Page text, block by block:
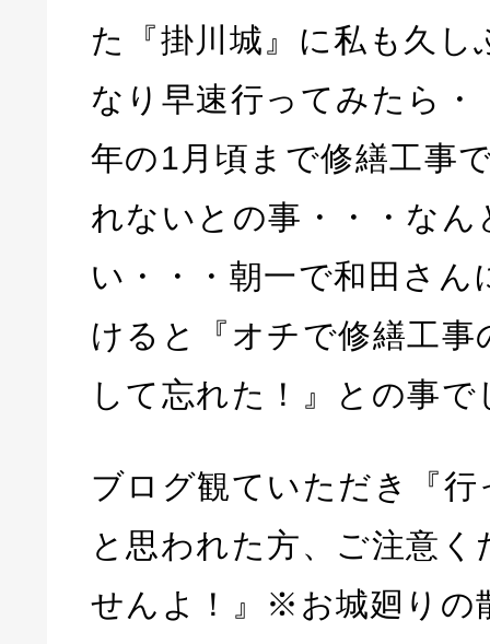
た『掛川城』に私も久し
なり早速行ってみたら・
年の1月頃まで修繕工事
れないとの事・・・なん
い・・・朝一で和田さん
けると『オチで修繕工事
して忘れた！』との事で
ブログ観ていただき『
と思われた方、ご注意
せんよ！』※お城廻りの